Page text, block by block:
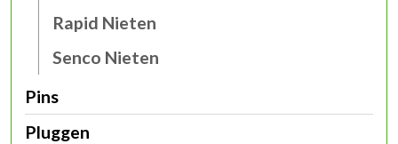
Rapid Nieten
Senco Nieten
Pins
Pluggen